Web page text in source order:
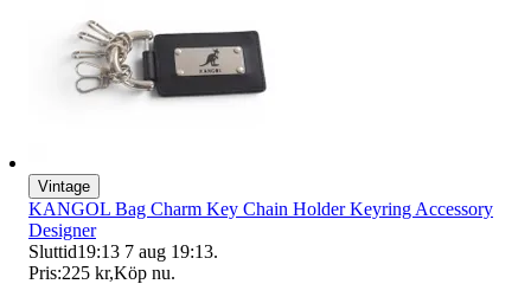
Vintage
KANGOL Bag Charm Key Chain Holder Keyring Accessory
Designer
Sluttid19:13 7 aug 19:13.
Pris:225 kr,Köp nu.